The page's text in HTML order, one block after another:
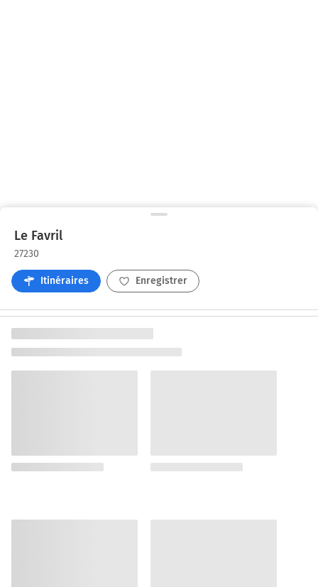
Le Favril
27230
Itinéraires Enregistrer